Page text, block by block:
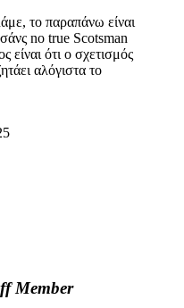
το παραπάνω είναι
no true Scotsman
είναι ότι ο σχετισμός
αλόγιστα το
Member